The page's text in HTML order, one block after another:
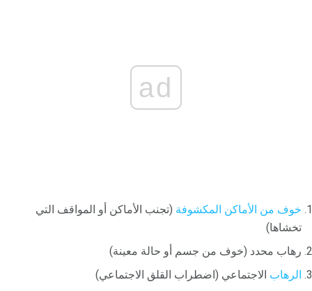
ad
خوف من الأماكن المكشوفة (تجنب الأماكن أو المواقف التي
تخشاها)
رهاب محدد (خوف من جسم أو حالة معينة)
الرهاب الاجتماعي (اضطراب القلق الاجتماعي)